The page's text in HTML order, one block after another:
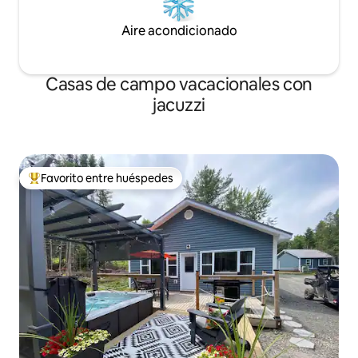
Aire acondicionado
Casas de campo vacacionales con
jacuzzi
Favorito entre huéspedes preferido
Favorito entre huéspedes